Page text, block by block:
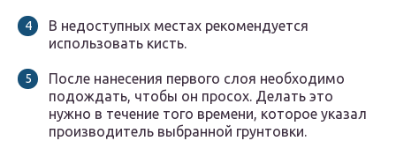
В недоступных местах рекомендуется
использовать кисть.
После нанесения первого слоя необходимо
подождать, чтобы он просох. Делать это
нужно в течение того времени, которое указал
производитель выбранной грунтовки.